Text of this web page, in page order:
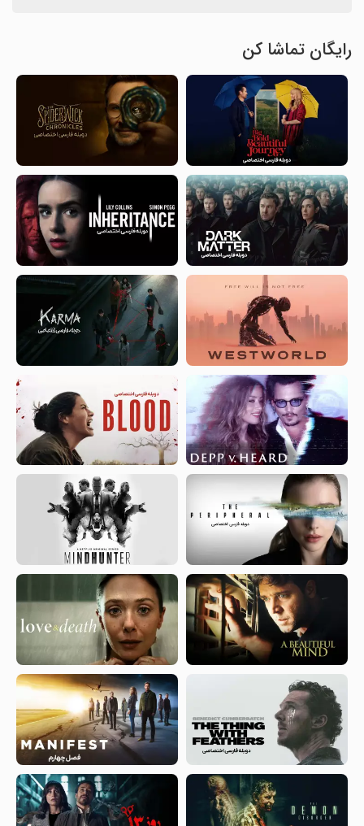
رایگان تماشا کن